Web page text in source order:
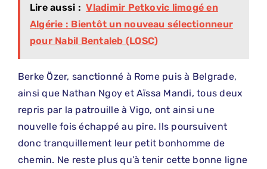
Lire aussi : Vladimir Petkovic limogé en
Algérie : Bientôt un nouveau sélectionneur
pour Nabil Bentaleb (LOSC)
Berke Özer, sanctionné à Rome puis à Belgrade,
ainsi que Nathan Ngoy et Aïssa Mandi, tous deux
repris par la patrouille à Vigo, ont ainsi une
nouvelle fois échappé au pire. Ils poursuivent
donc tranquillement leur petit bonhomme de
chemin. Ne reste plus qu’à tenir cette bonne ligne